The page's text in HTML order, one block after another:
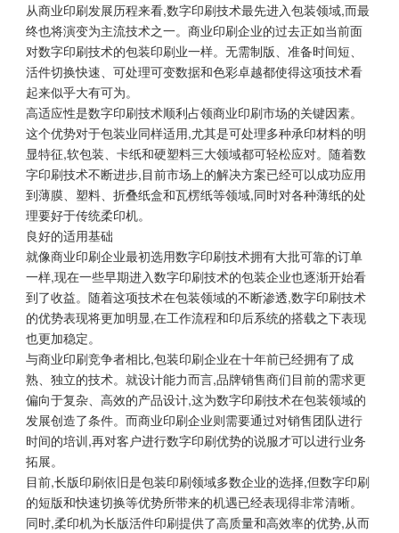
从商业印刷发展历程来看,数字印刷技术最先进入包装领域,而最
终也将演变为主流技术之一。商业印刷企业的过去正如当前面
对数字印刷技术的包装印刷业一样。无需制版、准备时间短、
活件切换快速、可处理可变数据和色彩卓越都使得这项技术看
起来似乎大有可为。
高适应性是数字印刷技术顺利占领商业印刷市场的关键因素。
这个优势对于包装业同样适用,尤其是可处理多种承印材料的明
显特征,软包装、卡纸和硬塑料三大领域都可轻松应对。随着数
字印刷技术不断进步,目前市场上的解决方案已经可以成功应用
到薄膜、塑料、折叠纸盒和瓦楞纸等领域,同时对各种薄纸的处
理要好于传统柔印机。
良好的适用基础
就像商业印刷企业最初选用数字印刷技术拥有大批可靠的订单
一样,现在一些早期进入数字印刷技术的包装企业也逐渐开始看
到了收益。随着这项技术在包装领域的不断渗透,数字印刷技术
的优势表现将更加明显,在工作流程和印后系统的搭载之下表现
也更加稳定。
与商业印刷竞争者相比,包装印刷企业在十年前已经拥有了成
熟、独立的技术。就设计能力而言,品牌销售商们目前的需求更
偏向于复杂、高效的产品设计,这为数字印刷技术在包装领域的
发展创造了条件。而商业印刷企业则需要通过对销售团队进行
时间的培训,再对客户进行数字印刷优势的说服才可以进行业务
拓展。
目前,长版印刷依旧是包装印刷领域多数企业的选择,但数字印刷
的短版和快速切换等优势所带来的机遇已经表现得非常清晰。
同时,柔印机为长版活件印刷提供了高质量和高效率的优势,从而